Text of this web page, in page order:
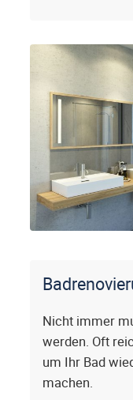
Nicht immer
werden. Oft
um Ihr Bad
machen.